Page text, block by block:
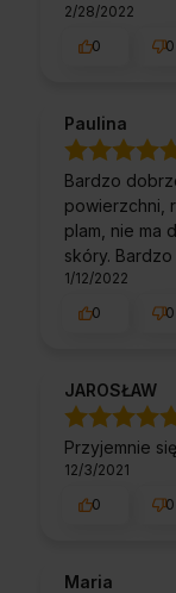
2/28/2022
0
0
Paulina
Bardzo
powierzchni,
plam, nie ma
skóry.
1/12/2022
0
0
JAROSŁAW
Przyjemnie
12/3/2021
0
0
Maria